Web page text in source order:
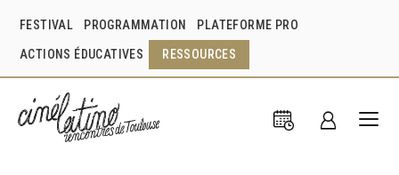
FESTIVAL PROGRAMMATION PLATEFORME PRO
ACTIONS ÉDUCATIVES RESSOURCES